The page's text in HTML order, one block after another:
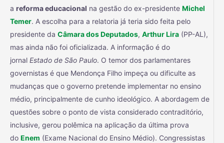
a reforma educacional na gestão do ex-presidente Michel
Temer. A escolha para a relatoria já teria sido feita pelo
presidente da Câmara dos Deputados, Arthur Lira (PP-AL),
mas ainda não foi oficializada. A informação é do
jornal Estado de São Paulo. O temor dos parlamentares
governistas é que Mendonça Filho impeça ou dificulte as
mudanças que o governo pretende implementar no ensino
médio, principalmente de cunho ideológico. A abordagem de
questões sobre o ponto de vista considerado contraditório,
inclusive, gerou polêmica na aplicação da última prova
do Enem (Exame Nacional do Ensino Médio). Congressistas